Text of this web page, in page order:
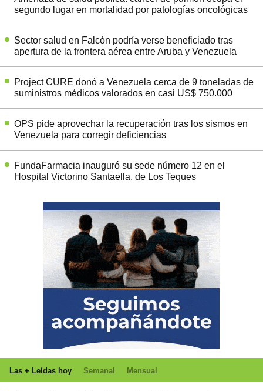
segundo lugar en mortalidad por patologías oncológicas
Sector salud en Falcón podría verse beneficiado tras
apertura de la frontera aérea entre Aruba y Venezuela
Project CURE donó a Venezuela cerca de 9 toneladas de
suministros médicos valorados en casi US$ 750.000
OPS pide aprovechar la recuperación tras los sismos en
Venezuela para corregir deficiencias
FundaFarmacia inauguró su sede número 12 en el
Hospital Victorino Santaella, de Los Teques
Las + Leídas hoy Semanal Mensual